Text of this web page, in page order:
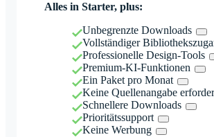
Alles in Starter, plus:
Unbegrenzte Downloads
Vollständiger
Professionelle Design-Tools
Premium-KI-Funktionen
Ein Paket pro Monat
Keine Quellenangabe
Schnellere Downloads
Prioritätssupport
Keine Werbung